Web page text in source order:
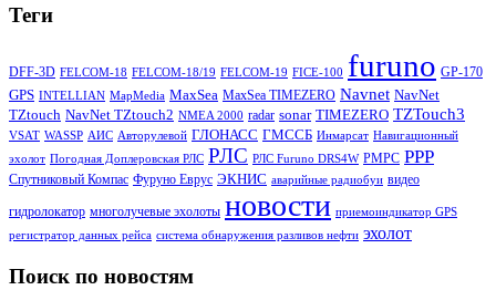
Теги
DFF-3D FELCOM-18 FELCOM-18/19 FELCOM-19 FICE-100 furuno GP-170
GPS INTELLIAN MapMedia MaxSea MaxSea TIMEZERO Navnet NavNet
TZtouch NavNet TZtouch2 NMEA 2000 radar sonar TIMEZERO TZTouch3
VSAT WASSP АИС Авторулевой ГЛОНАСС ГМССБ Инмарсат Навигационный
эхолот Погодная Доплеровская РЛС РЛС РЛС Furuno DRS4W РМРС РРР
Спутниковый Компас Фуруно Еврус ЭКНИС аварийные радиобуи видео
гидролокатор многолучевые эхолоты новости приемоиндикатор GPS
регистратор данных рейса система обнаружения разливов нефти эхолот
Поиск по новостям